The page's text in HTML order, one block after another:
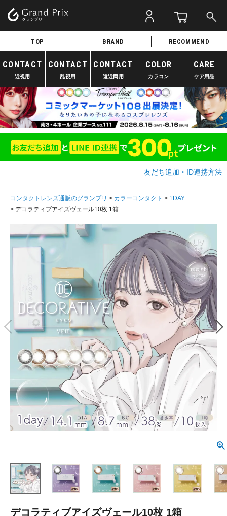
TOP BRAND RECOMMEND
CONTACT
近視用
CONTACT
乱視用
CONTACT
遠近両用
COLOR
カラコン
CARE
ケア用品
友だち追加・ID連携方法
コンタクトレンズ通販のグランプリ カラーコンタクト
1DAY
デコラティブアイズヴェール10枚 1箱
デコラティブアイズヴェール10枚 1箱